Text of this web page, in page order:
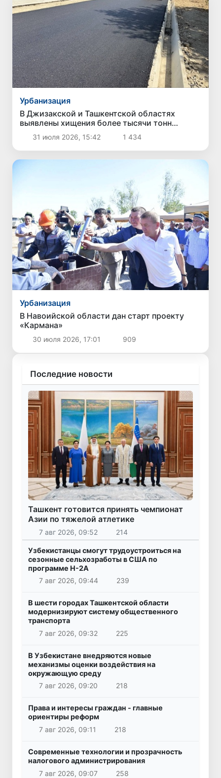
Урбанизация
В Джизакской и Ташкентской областях
выявлены хищения более тысячи тонн
асфальта
31 июля 2026, 15:42 1 434
Урбанизация
В Навоийской области дан старт проекту
«Кармана»
30 июля 2026, 17:01 909
Последние новости
Ташкент готовится принять чемпионат
Азии по тяжелой атлетике
7 авг 2026, 09:52 214
Узбекистанцы смогут трудоустроиться на
сезонные сельхозработы в США по
программе H-2A
7 авг 2026, 09:44
239
В шести городах Ташкентской области
модернизируют систему общественного
транспорта
7 авг 2026, 09:32
225
В Узбекистане внедряются новые
механизмы оценки воздействия на
окружающую среду
7 авг 2026, 09:20
218
Права и интересы граждан - главные
ориентиры реформ
7 авг 2026, 09:11
218
Современные технологии и прозрачность
налогового администрирования
7 авг 2026, 09:07
258